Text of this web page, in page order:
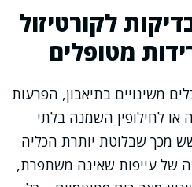
לקורטיזול
מטופלים
משינויים בתיאבון, הפרעות
או לחילופין השמנה בלתי
מכך שבלוטת יותרת הכליה
של עייפות שאינה משתפרת,